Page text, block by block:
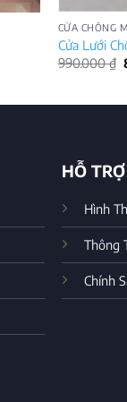
CỬA CHỐNG
Cửa Lưới
990.000₫
HỖ
Hình
Thông
Chính